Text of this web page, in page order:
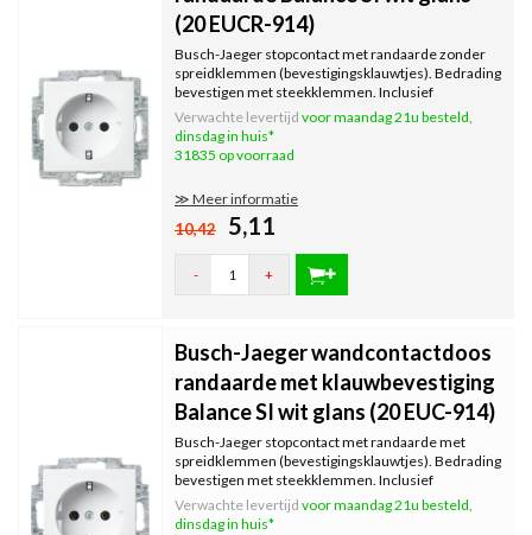
(20 EUCR-914)
Busch-Jaeger stopcontact met randaarde zonder
spreidklemmen (bevestigingsklauwtjes). Bedrading
bevestigen met steekklemmen. Inclusief
binnenwerk, exclusief afdekraam. Serie: Balance SI,
kleur: wit glans.
Verwachte levertijd voor maandag 21u besteld,
dinsdag in huis*
31835 op voorraad
≫ Meer informatie
10,42 5,11
- +
Busch-Jaeger wandcontactdoos
randaarde met klauwbevestiging
Balance SI wit glans (20 EUC-914)
Busch-Jaeger stopcontact met randaarde met
spreidklemmen (bevestigingsklauwtjes). Bedrading
bevestigen met steekklemmen. Inclusief
binnenwerk, exclusief afdekraam. Serie: Balance SI,
kleur: wit glans. OP=OP
Verwachte levertijd voor maandag 21u besteld,
dinsdag in huis*